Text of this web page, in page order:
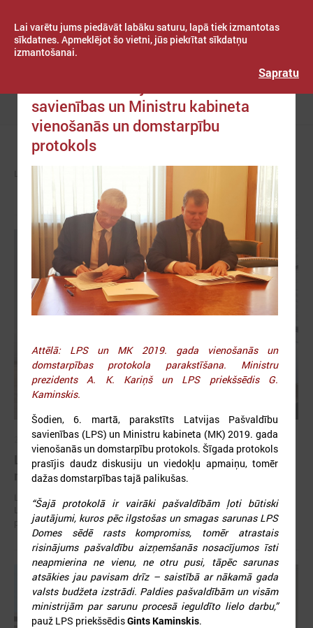
Lai varētu jums piedāvāt labāku saturu, lapā tiek izmantotas
sīkdatnes. Apmeklējot šo vietni, jūs piekrītat sīkdatņu
izmantošanai.
Sapratu
Izvēlne
2026. gada 30. jūlijs
Latvijas Pašvaldību savienības un Iekšlietu
ministrijas sarunas
Latvijas Pašvaldību savienība aicina piedalīties Iekšlietu ministrijas un
Latvijas Pašvaldību savienības sarunās, kas notiks šī gada 5. augustā
plkst. 14:30 LPS 4. stāva zālē (Mazā Pils iela 1, Rīga).
savienības un Ministru kabineta
vienošanās un domstarpību
protokols
Attēlā: LPS un MK 2019. gada vienošanās un
domstarpības protokola parakstīšana. Ministru
prezidents A. K. Kariņš un LPS priekšsēdis G.
Kaminskis.
Šodien, 6. martā, parakstīts Latvijas Pašvaldību
savienības (LPS) un Ministru kabineta (MK) 2019. gada
vienošanās un domstarpību protokols. Šīgada protokols
prasījis daudz diskusiju un viedokļu apmaiņu, tomēr
dažas domstarpības tajā palikušas.
“Šajā protokolā ir vairāki pašvaldībām ļoti būtiski
jautājumi, kuros pēc ilgstošas un smagas sarunas LPS
Domes sēdē rasts kompromiss, tomēr atrastais
risinājums pašvaldību aizņemšanās nosacījumos īsti
neapmierina ne vienu, ne otru pusi, tāpēc sarunas
atsākies jau pavisam drīz – saistībā ar nākamā gada
valsts budžeta izstrādi. Paldies pašvaldībām un visām
ministrijām par sarunu procesā ieguldīto lielo darbu,”
pauž LPS priekšsēdisGints Kaminskis.